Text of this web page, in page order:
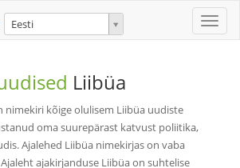
Toggle
Eesti
Liibüa
nimekiri kõige olulisem Liibüa uudiste
oma suurepärast katvust poliitika,
Ajalehed Liibüa nimekirjas on vaba
ajakirjanduse Liibüa on suhtelise